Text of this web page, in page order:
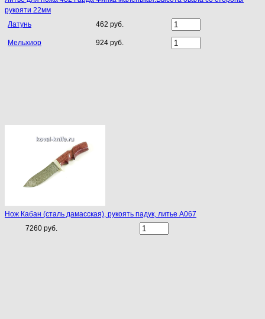
рукояти 22мм
Латунь
462 руб.
Мельхиор 924 руб.
Нож Кабан (сталь дамасская), рукоять падук, литье A067
7260 руб.